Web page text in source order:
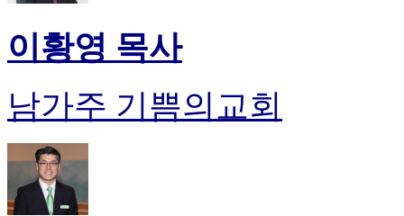
이황영 목사
남가주 기쁨의교회